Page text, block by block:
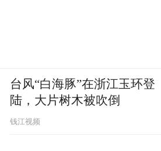
台风“白海豚”在浙江玉环登
陆，大片树木被吹倒
钱江视频